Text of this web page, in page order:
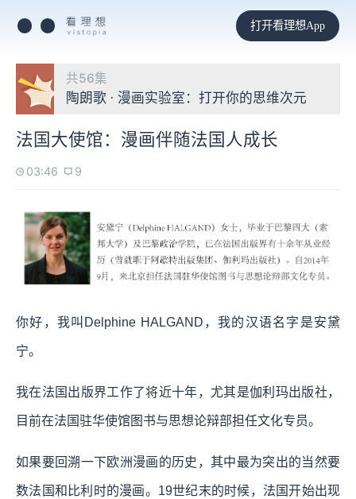
打开看理想App
共56集
陶朗歌 · 漫画实验室：打开你的思维次元
法国大使馆：漫画伴随法国人成长
03:46 9
你好，我叫Delphine HALGAND，我的汉语名字是安黛
宁。
我在法国出版界工作了将近十年，尤其是伽利玛出版社，
目前在法国驻华使馆图书与思想论辩部担任文化专员。
如果要回溯一下欧洲漫画的历史，其中最为突出的当然要
数法国和比利时的漫画。19世纪末的时候，法国开始出现